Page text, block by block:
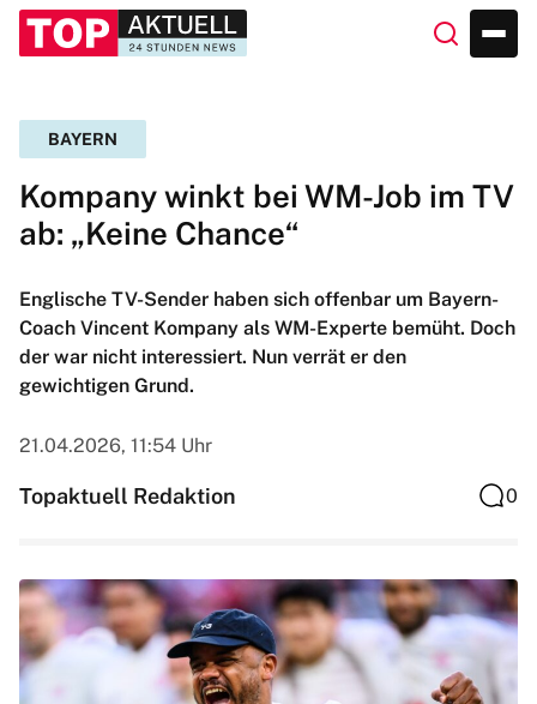
BAYERN
Kompany winkt bei WM-Job im TV
ab: „Keine Chance“
Englische TV-Sender haben sich offenbar um Bayern-
Coach Vincent Kompany als WM-Experte bemüht. Doch
der war nicht interessiert. Nun verrät er den
gewichtigen Grund.
21.04.2026, 11:54 Uhr
Topaktuell Redaktion 0